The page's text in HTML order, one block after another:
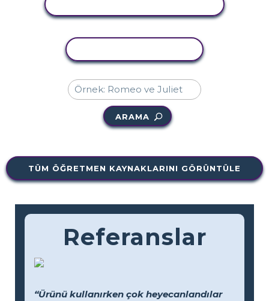
ARAMA
TÜM ÖĞRETMEN KAYNAKLARINI GÖRÜNTÜLE
Referanslar
“Ürünü kullanırken çok heyecanlandılar